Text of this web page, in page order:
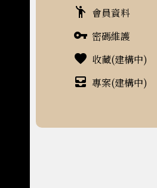
emoji_people 會員資料
vpn_key 密碼維護
favorite 收藏(建構中)
all_inbox 專案(建構中)